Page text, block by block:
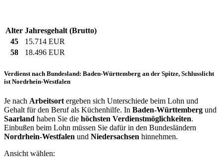
Alter Jahresgehalt (Brutto)
45
15.714 EUR
58
18.496 EUR
Verdienst nach Bundesland: Baden-Württemberg an der Spitze, Schlusslicht
ist Nordrhein-Westfalen
Je nach Arbeitsort ergeben sich Unterschiede beim Lohn und
Gehalt für den Beruf als Küchenhilfe. In Baden-Württemberg und
Saarland haben Sie die höchsten Verdienstmöglichkeiten.
Einbußen beim Lohn müssen Sie dafür in den Bundesländern
Nordrhein-Westfalen und Niedersachsen hinnehmen.
Ansicht wählen: